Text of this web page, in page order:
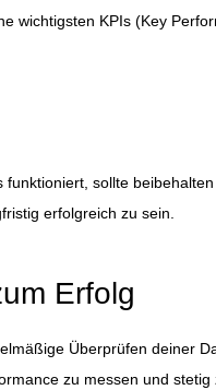
KPIs (Key
sollte
erfolgreich zu sein.
Erfolg
Überprüfen deiner
zu messen und